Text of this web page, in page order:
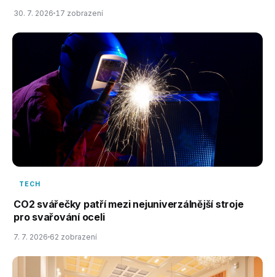
30. 7. 2026 17 zobrazení
TECH
CO2 svářečky patří mezi nejuniverzálnější stroje
pro svařování oceli
7. 7. 2026 62 zobrazení